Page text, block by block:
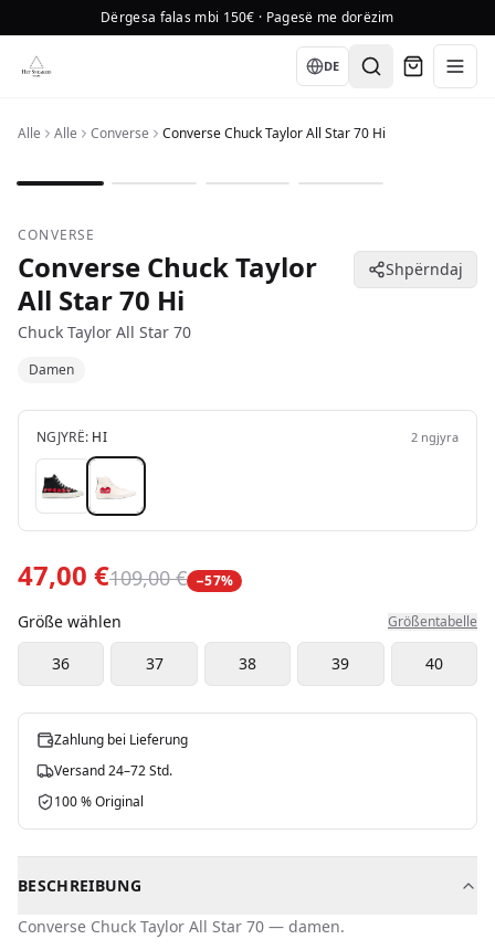
Dërgesa falas mbi 150€ · Pagesë me dorëzim
Language
DE
Alle Alle Converse Converse Chuck Taylor All Star 70 Hi
CONVERSE
Converse Chuck Taylor
All Star 70 Hi
Shpërndaj
Chuck Taylor All Star 70
Damen
NGJYRË: HI 2 ngjyra
47,00 €109,00 € −57%
Größe wählen Größentabelle
36 37 38 39 40
Zahlung bei Lieferung
Versand 24–72 Std.
100 % Original
BESCHREIBUNG
Converse Chuck Taylor All Star 70 — damen.